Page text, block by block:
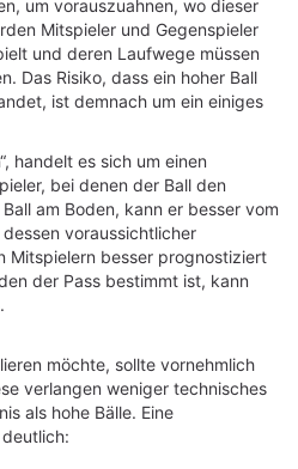
um vorauszuahnen, wo dieser
Mitspieler und Gegenspieler
und deren Laufwege müssen
Das Risiko, dass ein hoher Ball
ist demnach um ein einiges
handelt es sich um einen
bei denen der Ball den
am Boden, kann er besser vom
voraussichtlicher
Mitspielern besser prognostiziert
der Pass bestimmt ist, kann
möchte, sollte vornehmlich
verlangen weniger technisches
als hohe Bälle. Eine